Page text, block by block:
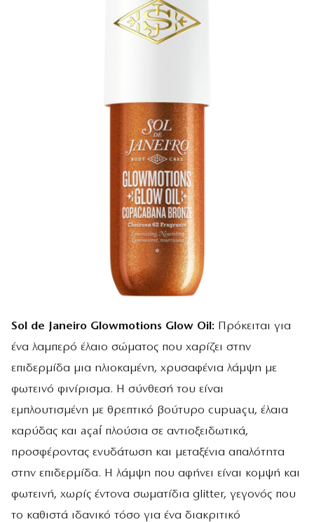
Sol de Janeiro Glowmotions Glow Oil: Πρόκειται για
ένα λαμπερό έλαιο σώματος που χαρίζει στην
επιδερμίδα μια ηλιοκαμένη, χρυσαφένια λάμψη με
φωτεινό φινίρισμα. Η σύνθεσή του είναι
εμπλουτισμένη με θρεπτικό βούτυρο cupuaçu, έλαια
καρύδας και açaí πλούσια σε αντιοξειδωτικά,
προσφέροντας ενυδάτωση και μεταξένια απαλότητα
στην επιδερμίδα. Η λάμψη που αφήνει είναι κομψή και
φωτεινή, χωρίς έντονα σωματίδια glitter, γεγονός που
το καθιστά ιδανικό τόσο για ένα διακριτικό